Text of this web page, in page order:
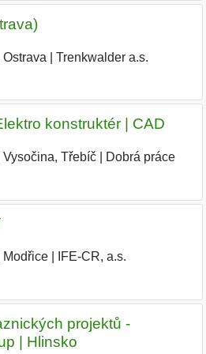
Ostrava Trenkwalder a.s.
konstruktér | CAD
Vysočina, Třebíč| Dobrá práce
Modřice| IFE-CR, a.s.
projektů -
| Hlinsko